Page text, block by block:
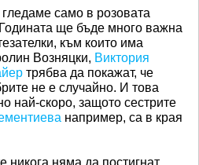
само в розовата
ще бъде много важна
към които има
Возняцки, Виктория
трябва да покажат, че
не е случайно. И това
най-скоро, защото сестрите
например, са в края
никога няма да постигнат